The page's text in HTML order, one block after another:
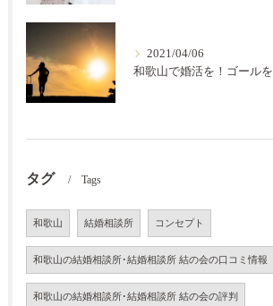
2021/04/06
タグ Tags
和歌山 結婚相談所 コンセプト
和歌山の結婚相談所･結婚相談所 結の会の口コミ情報
和歌山の結婚相談所･結婚相談所 結の会の評判